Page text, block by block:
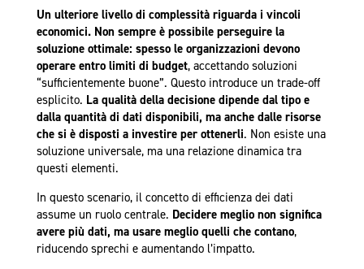
Un ulteriore livello di complessità riguarda i vincoli
economici. Non sempre è possibile perseguire la
soluzione ottimale: spesso le organizzazioni devono
operare entro limiti di budget, accettando soluzioni
“sufficientemente buone”. Questo introduce un trade-off
esplicito. La qualità della decisione dipende dal tipo e
dalla quantità di dati disponibili, ma anche dalle risorse
che si è disposti a investire per ottenerli. Non esiste una
soluzione universale, ma una relazione dinamica tra
questi elementi.
In questo scenario, il concetto di efficienza dei dati
assume un ruolo centrale. Decidere meglio non significa
avere più dati, ma usare meglio quelli che contano,
riducendo sprechi e aumentando l’impatto.